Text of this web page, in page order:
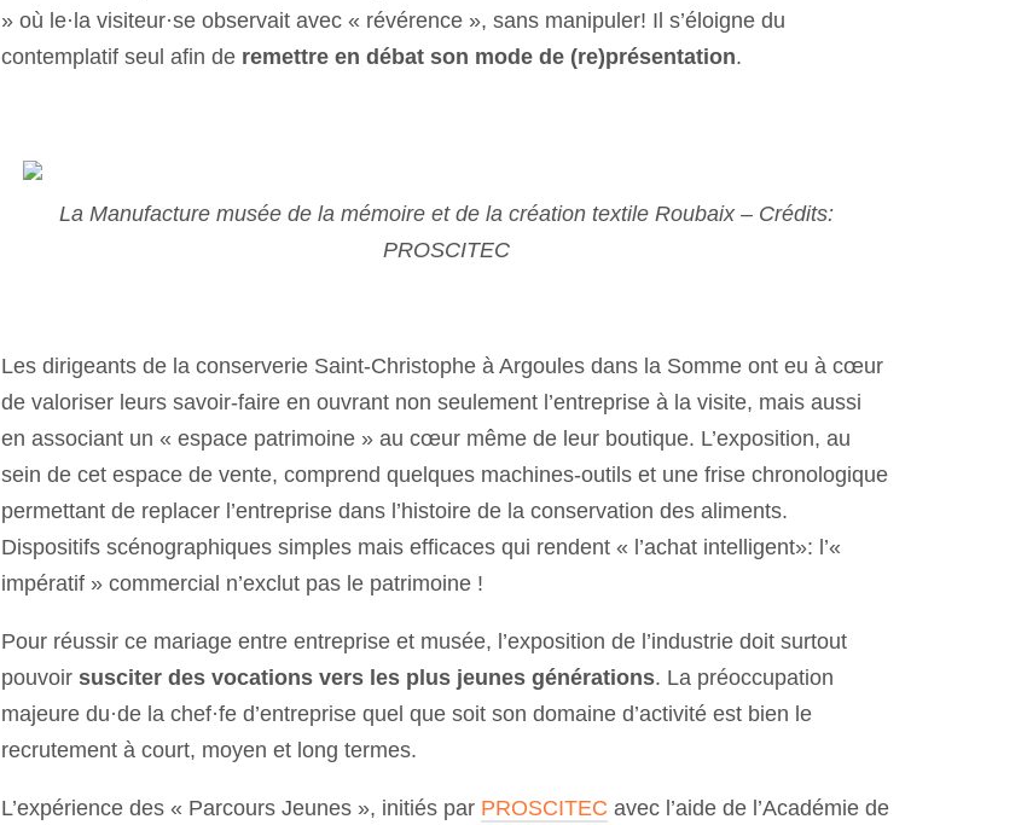
» où le·la visiteur·se observait avec « révérence », sans manipuler! Il s’éloigne du
contemplatif seul afin de remettre en débat son mode de (re)présentation.
La Manufacture musée de la mémoire et de la création textile Roubaix – Crédits:
PROSCITEC
Les dirigeants de la conserverie Saint-Christophe à Argoules dans la Somme ont eu à cœur
de valoriser leurs savoir-faire en ouvrant non seulement l’entreprise à la visite, mais aussi
en associant un « espace patrimoine » au cœur même de leur boutique. L’exposition, au
sein de cet espace de vente, comprend quelques machines-outils et une frise chronologique
permettant de replacer l’entreprise dans l’histoire de la conservation des aliments.
Dispositifs scénographiques simples mais efficaces qui rendent « l’achat intelligent»: l’«
impératif » commercial n’exclut pas le patrimoine !
Pour réussir ce mariage entre entreprise et musée, l’exposition de l’industrie doit surtout
pouvoirsusciter des vocations vers les plus jeunes générations. La préoccupation
majeure du·de la chef·fe d’entreprise quel que soit son domaine d’activité est bien le
recrutement à court, moyen et long termes.
L’expérience des « Parcours Jeunes », initiés par PROSCITEC avec l’aide de l’Académie de